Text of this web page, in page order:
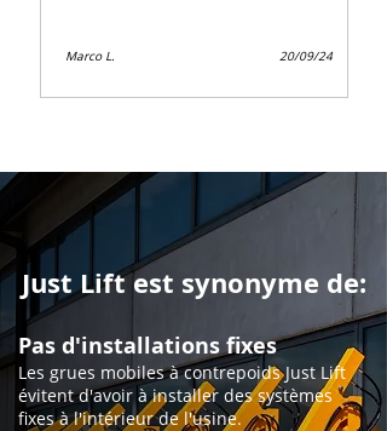
Marco L. 20/09/24
Just Lift est synonyme de:
Pas d'installations fixes
Les grues mobiles à contrepoids Just Lift
évitent d'avoir à installer des systèmes
fixes à l'intérieur de l'usine.